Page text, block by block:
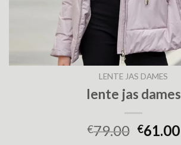
LENTE JAS DAMES
lente jas dames
€79.00 €61.00